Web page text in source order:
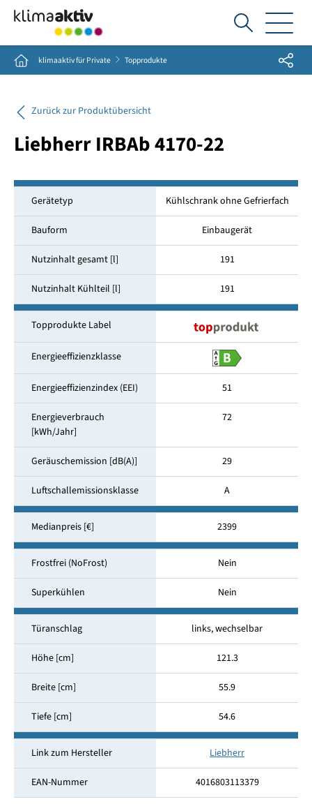
Ich
suche...
Home klimaaktiv für Private Topprodukte Share
Zurück zur Produktübersicht
Liebherr IRBAb 4170-22
Gerätetyp Kühlschrank ohne Gefrierfach
Bauform Einbaugerät
Nutzinhalt gesamt [l] 191
Nutzinhalt Kühlteil [l] 191
Topprodukte Label
Energieeffizienzklasse
Energieeffizienzindex (EEI) 51
Energieverbrauch
[kWh/Jahr]
72
Geräuschemission [dB(A)] 29
Luftschallemissionsklasse A
Medianpreis [€] 2399
Frostfrei (NoFrost) Nein
Superkühlen Nein
Türanschlag links, wechselbar
Höhe [cm] 121.3
Breite [cm] 55.9
Tiefe [cm] 54.6
Link zum Hersteller Liebherr
EAN-Nummer 4016803113379